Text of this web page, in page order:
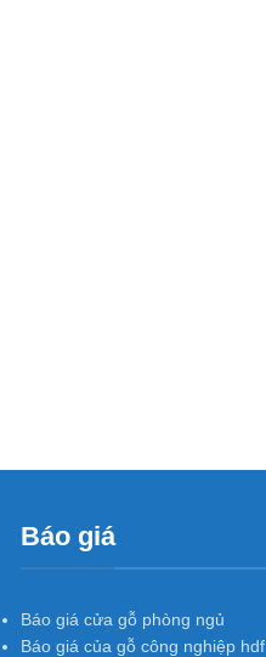
Báo giá
Báo giá cửa gỗ phòng ngủ
Báo giá của gỗ công nghiệp hdf